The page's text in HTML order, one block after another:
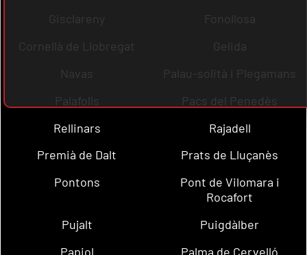
Gisclareny
Fonollosa
Cornellà de Llobregat
Gelida
Navas
Palau-solità i Plegamans
Palafolls
Pacs del Penedès
Rellinars
Rajadell
Premià de Dalt
Prats de Lluçanès
Pontons
Pont de Vilomara i
Rocafort
Pujalt
Puigdàlber
Papiol
Palma de Cervelló